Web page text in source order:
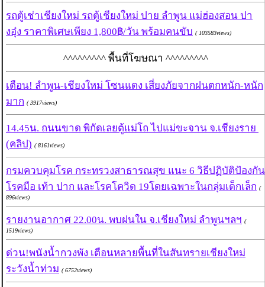
รถตู้เช่าเชียงใหม่ รถตู้เชียงใหม่ ปาย ลำพูน แม่ฮ่องสอน ปา
งอุ๋ง ราคาพิเศษเพียง 1,800฿/วัน พร้อมคนขับ ( 103583views)
^^^^^^^^^ พื้นที่โฆษณา ^^^^^^^^^
เตือน! ลำพูน-เชียงใหม่ โซนแดง เสี่ยงภัยจากฝนตกหนัก-หนัก
มาก ( 3917views)
14.45น. ถนนขาด พิกัดเลยตู้แม่โถ ไปแม่ขะจาน จ.เชียงราย
(คลิป) ( 8161views)
กรมควบคุมโรค กระทรวงสาธารณสุข แนะ 6 วิธีปฏิบัติป้องกัน
โรคมือ เท้า ปาก และโรคโควิด 19โดยเฉพาะในกลุ่มเด็กเล็ก (
896views)
รายงานอากาศ 22.00น. พบฝนใน จ.เชียงใหม่ ลำพูนฯลฯ (
1519views)
ด่วน!พนังน้ำกวงพัง เตือนหลายพื้นที่ในสันทรายเชียงใหม่
ระวังน้ำท่วม ( 6752views)